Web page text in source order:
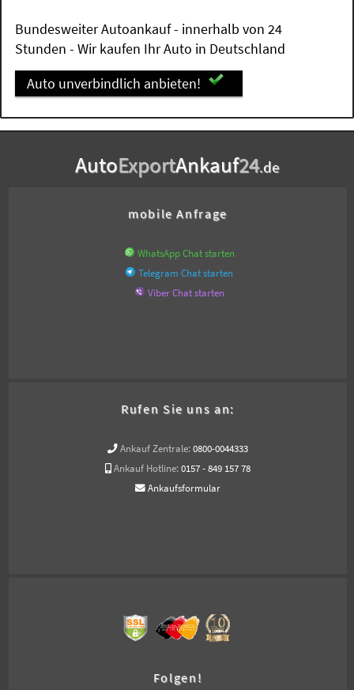
Bundesweiter Autoankauf - innerhalb von 24
Stunden - Wir kaufen Ihr Auto in Deutschland
Auto unverbindlich anbieten!
AutoExportAnkauf24.de
mobile Anfrage
WhatsApp Chat starten
Telegram Chat starten
Viber Chat starten
Rufen Sie uns an:
Ankauf Zentrale: 0800-0044333
Ankauf Hotline: 0157 - 849 157 78
Ankaufsformular
Folgen!